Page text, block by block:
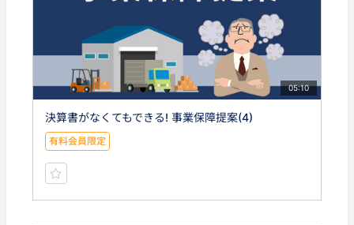
05:10
決算書がなくてもできる! 事業保障提案(4)
有料会員限定